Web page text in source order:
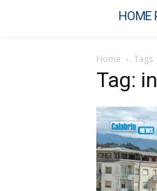
HOME
Home Tags
Tag: